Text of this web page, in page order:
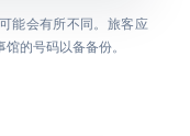
能会有所不同。旅客应
的号码以备备份。